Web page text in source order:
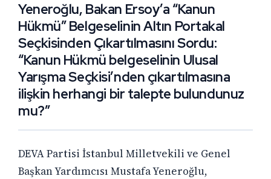
Yeneroğlu, Bakan Ersoy’a “Kanun
Hükmü” Belgeselinin Altın Portakal
Seçkisinden Çıkartılmasını Sordu:
“Kanun Hükmü belgeselinin Ulusal
Yarışma Seçkisi’nden çıkartılmasına
ilişkin herhangi bir talepte bulundunuz
mu?”
DEVA Partisi İstanbul Milletvekili ve Genel
Başkan Yardımcısı Mustafa Yeneroğlu,